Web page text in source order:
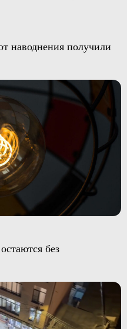
наводнения получили
без